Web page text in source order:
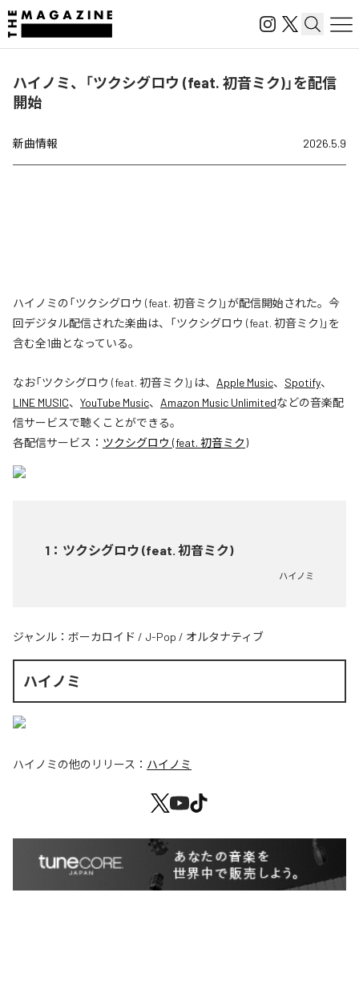
ハイノミ、「ツクシグロウ (feat. 初音ミク)」を配信
開始
新曲情報 2026.5.9
ハイノミの「ツクシグロウ (feat. 初音ミク)」が配信開始された。今
回デジタル配信された楽曲は、「ツクシグロウ (feat. 初音ミク)」を
含む全1曲となっている。
なお「ツクシグロウ (feat. 初音ミク)」は、 Apple Music、 Spotify、
LINE MUSIC、 YouTube Music、 Amazon Music Unlimitedなどの音楽配
信サービスで聴くことができる。
各配信サービス： ツクシグロウ (feat. 初音ミク)
1 ： ツクシグロウ (feat. 初音ミク)
ハイノミ
ジャンル： ボーカロイド / J-Pop / オルタナティブ
ハイノミ
ハイノミの他のリリース： ハイノミ